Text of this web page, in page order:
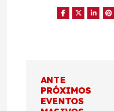
ANTE
PRÓXIMOS
EVENTOS